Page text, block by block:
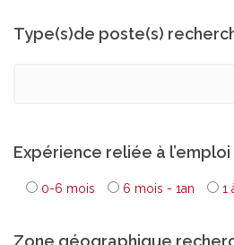
Type(s)de poste(s)
Expérience reliée à l’emploi
0-6 mois 6 mois - 1an 1
Zone géographique